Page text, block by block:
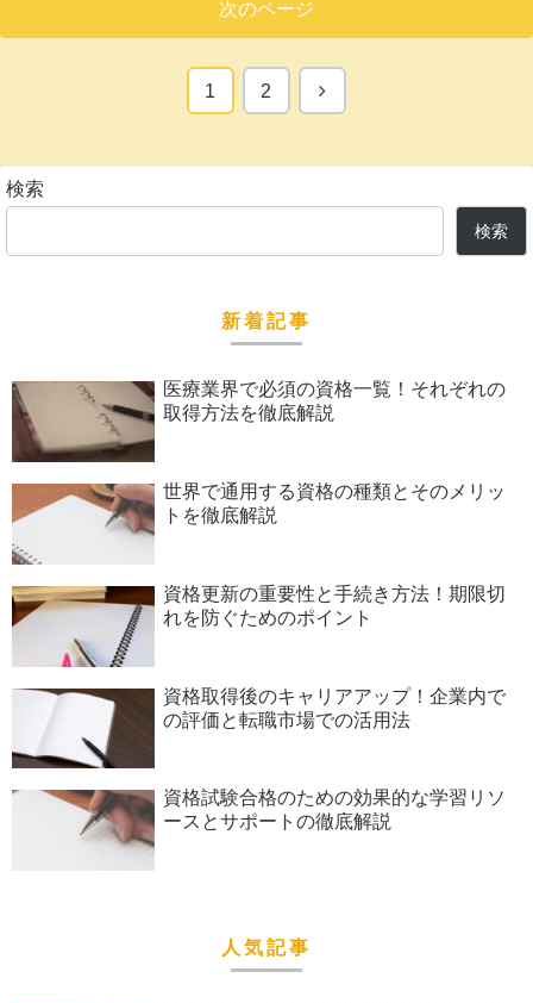
次のページ
1 2 次
検索
検索
新着記事
医療業界で必須の資格一覧！それぞれの
取得方法を徹底解説
世界で通用する資格の種類とそのメリッ
トを徹底解説
資格更新の重要性と手続き方法！期限切
れを防ぐためのポイント
資格取得後のキャリアアップ！企業内で
の評価と転職市場での活用法
資格試験合格のための効果的な学習リソ
ースとサポートの徹底解説
人気記事